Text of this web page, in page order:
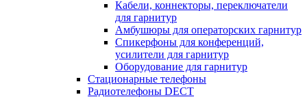
Кабели, коннекторы, переключатели
для гарнитур
Амбушюры для операторских гарнитур
Cпикерфоны для конференций,
усилители для гарнитур
Оборудование для гарнитур
Стационарные телефоны
Радиотелефоны DECT